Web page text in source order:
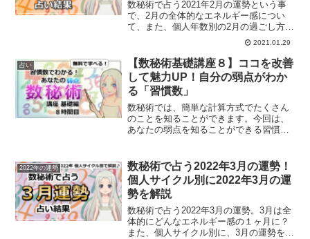
数秘術で占う2021年2月の運勢という事
で、2月の全体的なエネルギー感につい
て、また、個人年数別の2月の過ごし方に
ついてを解説していきたいと思います
2021.01.29
占い
【数秘術基礎講座８】ココを改善
して魅力UP！自分の弱点がわか
る「習慣数」
数秘術では、簡単な計算方式でたくさん
のことを知ることができます。今回は、
あなたの弱点を知ることができる習慣数
2022年の運勢
数秘術で占う2022年3月の運勢！
個人サイクル別に2022年3月の運
勢を解説
数秘術で占う2022年3月の運勢。3月は全
体的にどんなエネルギー感の１ヶ月に？
また、個人サイクル別に、3月の運勢を解